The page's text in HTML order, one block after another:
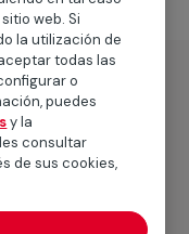
web. Si
la utilización de
todas las
o
puedes
y la
consultar
de sus cookies,